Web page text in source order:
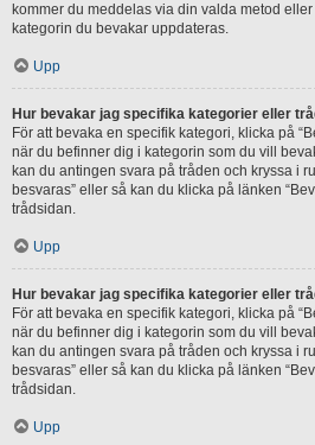
kommer du meddelas via din valda metod
kategorin du bevakar uppdateras.
Upp
Hur bevakar jag specifika kategorier eller
För att bevaka en specifik kategori, klicka på
när du befinner dig i kategorin som du vill
kan du antingen svara på tråden och kryssa i
besvaras” eller så kan du klicka på länken
trådsidan.
Upp
Hur bevakar jag specifika kategorier eller
För att bevaka en specifik kategori, klicka på
när du befinner dig i kategorin som du vill
kan du antingen svara på tråden och kryssa i
besvaras” eller så kan du klicka på länken
trådsidan.
Upp